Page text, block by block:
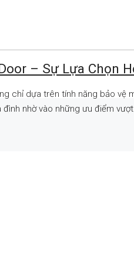
– Sự Lựa Chọn
chỉ dựa trên tính năng bảo vệ
nhờ vào những ưu điểm